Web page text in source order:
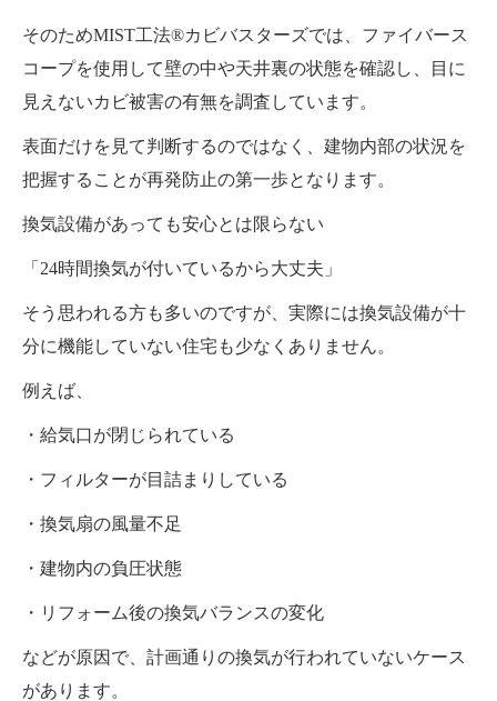
そのためMIST工法®カビバスターズでは、ファイバース
コープを使用して壁の中や天井裏の状態を確認し、目に
見えないカビ被害の有無を調査しています。
表面だけを見て判断するのではなく、建物内部の状況を
把握することが再発防止の第一歩となります。
換気設備があっても安心とは限らない
「24時間換気が付いているから大丈夫」
そう思われる方も多いのですが、実際には換気設備が十
分に機能していない住宅も少なくありません。
例えば、
・給気口が閉じられている
・フィルターが目詰まりしている
・換気扇の風量不足
・建物内の負圧状態
・リフォーム後の換気バランスの変化
などが原因で、計画通りの換気が行われていないケース
があります。